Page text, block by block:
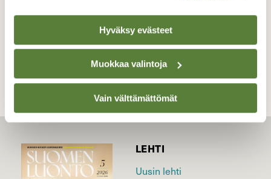
Hyväksy evästeet
Muokkaa valintoja
Vain välttämättömät
TAKAISIN LISTAAN
LEHTI
Uusin lehti